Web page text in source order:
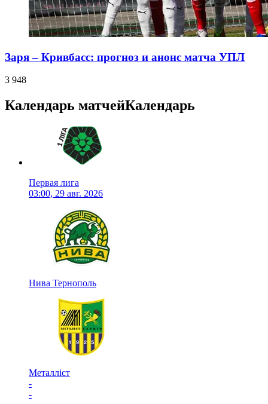
Заря – Кривбасс: прогноз и анонс матча УПЛ
3 948
Календарь матчейКалендарь
Первая лига
03:00, 29 авг. 2026
Нива Тернополь
Металліст
-
-